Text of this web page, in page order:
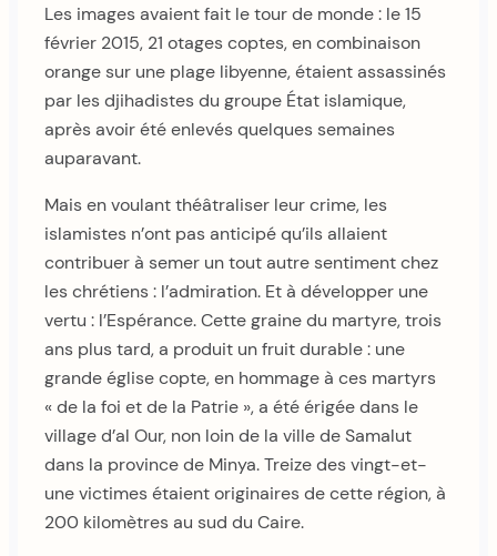
Les images avaient fait le tour de monde : le 15
février 2015, 21 otages coptes, en combinaison
orange sur une plage libyenne, étaient assassinés
par les djihadistes du groupe État islamique,
après avoir été enlevés quelques semaines
auparavant.
Mais en voulant théâtraliser leur crime, les
islamistes n’ont pas anticipé qu’ils allaient
contribuer à semer un tout autre sentiment chez
les chrétiens : l’admiration. Et à développer une
vertu : l’Espérance. Cette graine du martyre, trois
ans plus tard, a produit un fruit durable : une
grande église copte, en hommage à ces martyrs
« de la foi et de la Patrie », a été érigée dans le
village d’al Our, non loin de la ville de Samalut
dans la province de Minya. Treize des vingt-et-
une victimes étaient originaires de cette région, à
200 kilomètres au sud du Caire.